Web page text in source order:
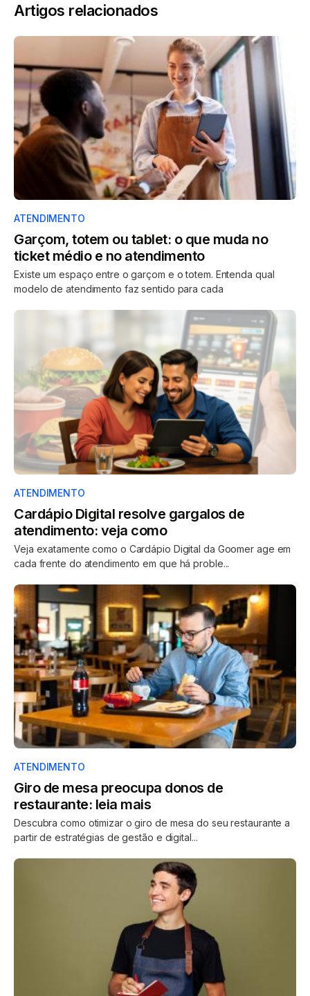
Artigos relacionados
ATENDIMENTO
Garçom, totem ou tablet: o que muda no
ticket médio e no atendimento
Existe um espaço entre o garçom e o totem. Entenda qual
modelo de atendimento faz sentido para cada
ATENDIMENTO
Cardápio Digital resolve gargalos de
atendimento: veja como
Veja exatamente como o Cardápio Digital da Goomer age em
cada frente do atendimento em que há proble...
ATENDIMENTO
Giro de mesa preocupa donos de
restaurante: leia mais
Descubra como otimizar o giro de mesa do seu restaurante a
partir de estratégias de gestão e digital...